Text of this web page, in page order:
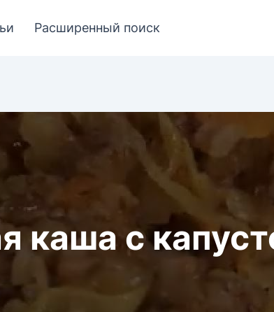
Расширенный поиск
каша с